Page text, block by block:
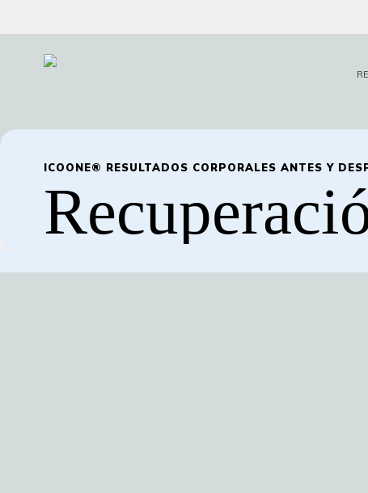
principal
ICOONE® RESULTADOS CORPORALES ANTES Y